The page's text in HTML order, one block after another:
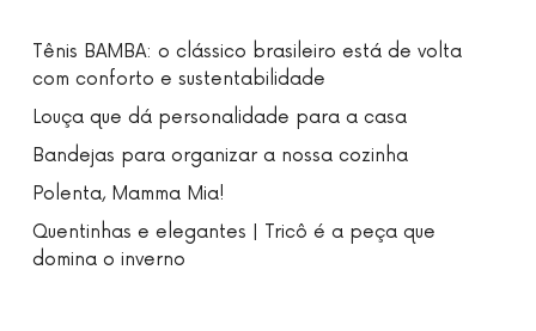
Tênis BAMBA: o clássico brasileiro está de volta
com conforto e sustentabilidade
Louça que dá personalidade para a casa
Bandejas para organizar a nossa cozinha
Polenta, Mamma Mia!
Quentinhas e elegantes | Tricô é a peça que
domina o inverno